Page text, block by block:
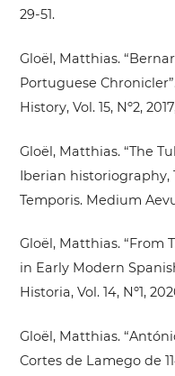
29-51.
Gloël, Matthias.
Portuguese
History, Vol. 15, Nº2,
Gloël, Matthias. “The
Iberian historiography,
Temporis. Medium
Gloël, Matthias. “From
in Early Modern
Historia, Vol. 14, Nº1,
Gloël, Matthias.
Cortes de Lamego de